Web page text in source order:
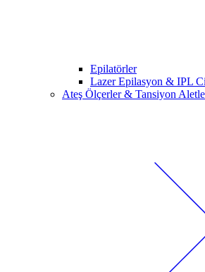
Epilatörler
Lazer Epilasyon & IPL
Ateş Ölçerler & Tansiyon